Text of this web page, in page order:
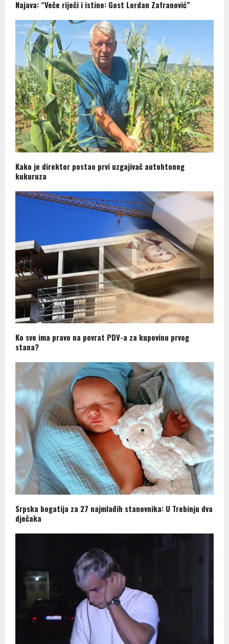
Najava: “Veče riječi i istine: Gost Lordan Zafranović”
Kako je direktor postao prvi uzgajivač autohtonog
kukuruza
Ko sve ima pravo na povrat PDV-a za kupovinu prvog
stana?
Srpska bogatija za 27 najmlađih stanovnika: U Trebinju dva
dječaka